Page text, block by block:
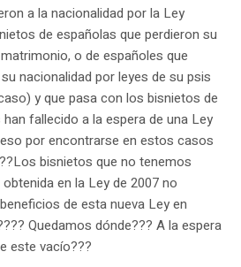
a la nacionalidad por la Ley
de españolas que perdieron su
o de españoles que
nacionalidad por leyes de su psis
y que pasa con los bisnietos de
fallecido a la espera de una Ley
por encontrarse en estos casos
bisnietos que no tenemos
en la Ley de 2007 no
de esta nueva Ley en
Quedamos dónde??? A la espera
este vacío???